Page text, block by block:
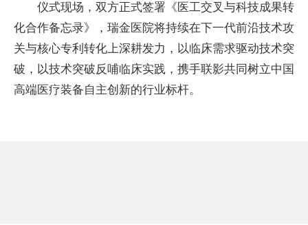
仪式现场，双方正式签署《医工交叉与科技成果转
化合作备忘录》，瑞金医院将持续在下一代前沿技术攻
关与核心专利转化上深耕发力，以临床需求驱动技术突
破，以技术突破反哺临床实践，携手联影共同树立中国
高端医疗装备自主创新的行业标杆。